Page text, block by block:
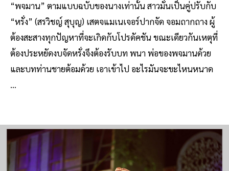
“พจมาน” ตามแบบฉบับของนางเท่านั้น สาวมั่นเป็นคู่ปรับกับ
“หรั่ง” (สรวิชญ์ สุบุญ) เสตจแมเนเจอร์ปากจัด จอมถากถาง ผู้
ต้องสะสางทุกปัญหาที่จะเกิดกับโปรดัคชัน ขณะเดียวกันเหตุที่
ต้องประหยัดงบจัดหรั่งจึงต้องรับบท พนา พ่อของพจมานด้วย
และบทท่านชายต้อมด้วย เอาเข้าไป อะไรมันจะขะไหนหนาด
…